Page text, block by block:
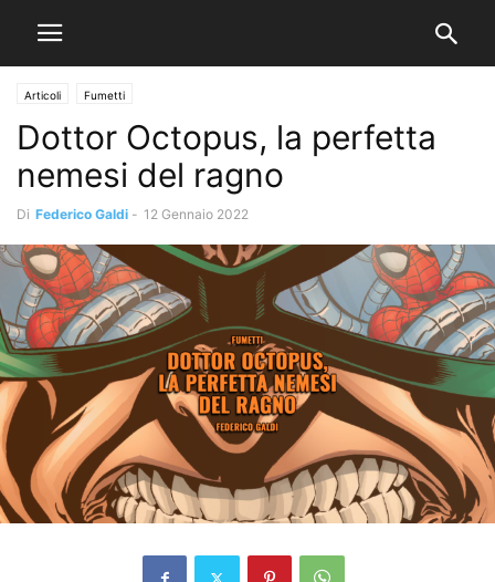
Articoli Fumetti
Dottor Octopus, la perfetta
nemesi del ragno
Di Federico Galdi - 12 Gennaio 2022